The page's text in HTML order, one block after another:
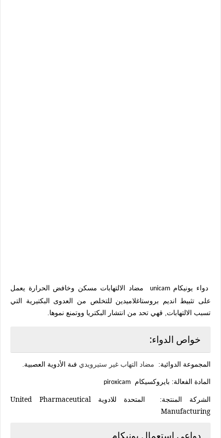
دواء يونيكامunicam
مضاد الالتهابات مسكن وخافض الحرارة يعمل
على تثبيط انديم بروستاغلاميدين للتخلص من العدوى البكتيرية التي
تسبب الالتهابات, قهي تحد من انتشار البكتريا ووتمنع نموها.
خواص الدواء:
المجموعة الدوائية: مضاد التهاب غير ستيرويدي فىة الأدوية العصبية.
المادة الفعالة: بايروكسيكام piroxicam
الشركة المنتجة: المتحدة للادويةUnited Pharmaceutical
Manufacturing